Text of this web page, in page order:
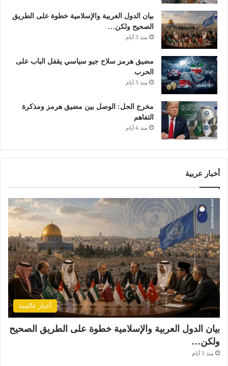
ن
ط
ه
ك
ك
ة
ك
ش
ف
ح
ة
ا
ل
ص
ح
ـ
م
ح
م
د
ص
ب
ح
ي
بيان الدول العربية والإسلامية خطوة على الطريق
الصحيح ولكن…
منذ 3 أيام
مضيق هرمز سلاح جيو سياسي يقفل الباب على
الحرب
منذ 3 أيام
مخرج الحل: الوصل بين مضيق هرمز ومذكرة
التفاهم
منذ 4 أيام
أخبار عربية
أخبار عالمية
بيان الدول العربية والإسلامية خطوة على الطريق الصحيح
ولكن…
منذ 3 أيام